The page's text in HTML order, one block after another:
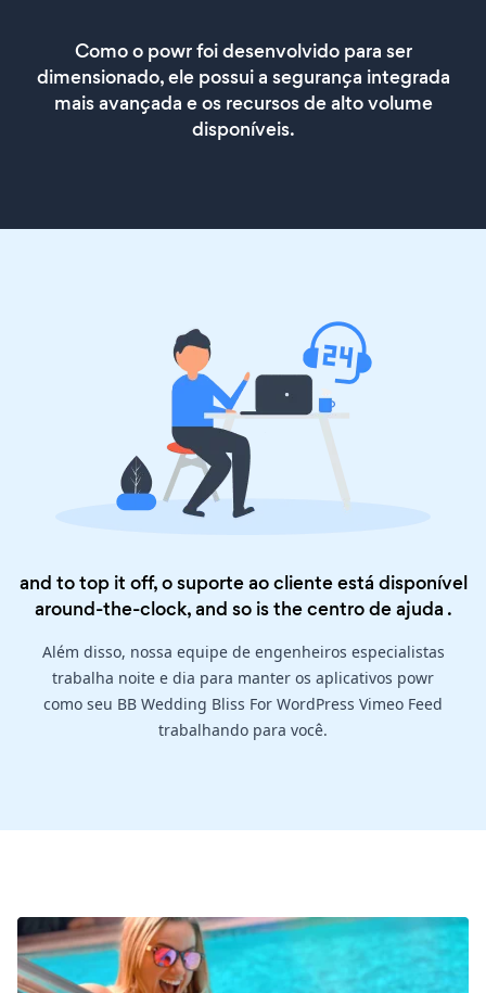
Como o powr foi desenvolvido para ser
dimensionado, ele possui a segurança integrada
mais avançada e os recursos de alto volume
disponíveis.
and to top it off, o suporte ao cliente está disponível
around-the-clock, and so is thecentro de ajuda .
Além disso, nossa equipe de engenheiros especialistas
trabalha noite e dia para manter os aplicativos powr
como seu BB Wedding Bliss For WordPress Vimeo Feed
trabalhando para você.